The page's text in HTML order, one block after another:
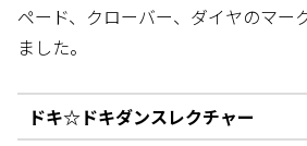
ペード、クローバー、ダイヤのマー
ました。
ドキ☆ドキダンスレクチャー